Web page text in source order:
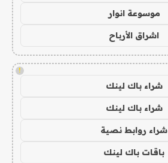
موسوعة انوار
اشراق الأرباح
!
شراء باك لينك
شراء باك لينك
شراء روابط نصية
باقات باك لينك